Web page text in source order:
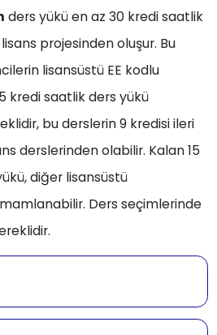
ders yükü en az 30 kredi saatlik
projesinden oluşur. Bu
lisansüstü EE kodlu
kredi saatlik ders yükü
bu derslerin 9 kredisi ileri
derslerinden olabilir. Kalan 15
diğer lisansüstü
Ders seçimlerinde